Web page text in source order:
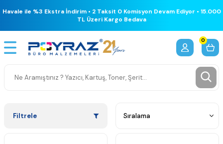
Havale ile %3 Ekstra İndirim • 2 Taksit 0 Komisyon Devam Ediyor • 15.000
TL Üzeri Kargo Bedava
0
Filtrele